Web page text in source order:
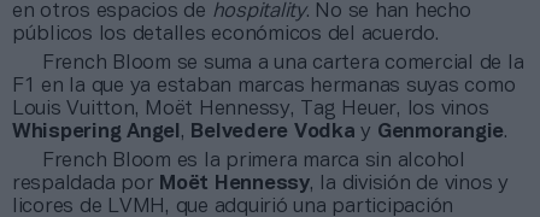
en otros espacios de hospitality. No se han hecho
públicos los detalles económicos del acuerdo.
French Bloom se suma a una cartera comercial de la
F1 en la que ya estaban marcas hermanas suyas como
Louis Vuitton, Moët Hennessy, Tag Heuer, los vinos
Whispering Angel , Belvedere Vodka y Genmorangie.
French Bloom es la primera marca sin alcohol
respaldada por Moët Hennessy, la división de vinos y
licores de LVMH, que adquirió una participación